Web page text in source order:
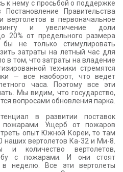
к нему с просьбой о поддержке
Правительства
в первоначальное
и увеличение доли
20% от предельного размера
не только стимулировать
затраты на летный час для
в том, что затраты на владение
техники стремятся
— все наоборот, что ведет
часа. Поэтому все эти
Мы видим, что государство,
вопросами обновления парка.
в развитии поставок
пожарами. Ущерб от пожаров
опыт Южной Кореи, то там
наших вертолетов Ка-32 и Ми-8.
и количество вертолетов,
с пожарами. И они стоят
неделю. Все эти вертолеты